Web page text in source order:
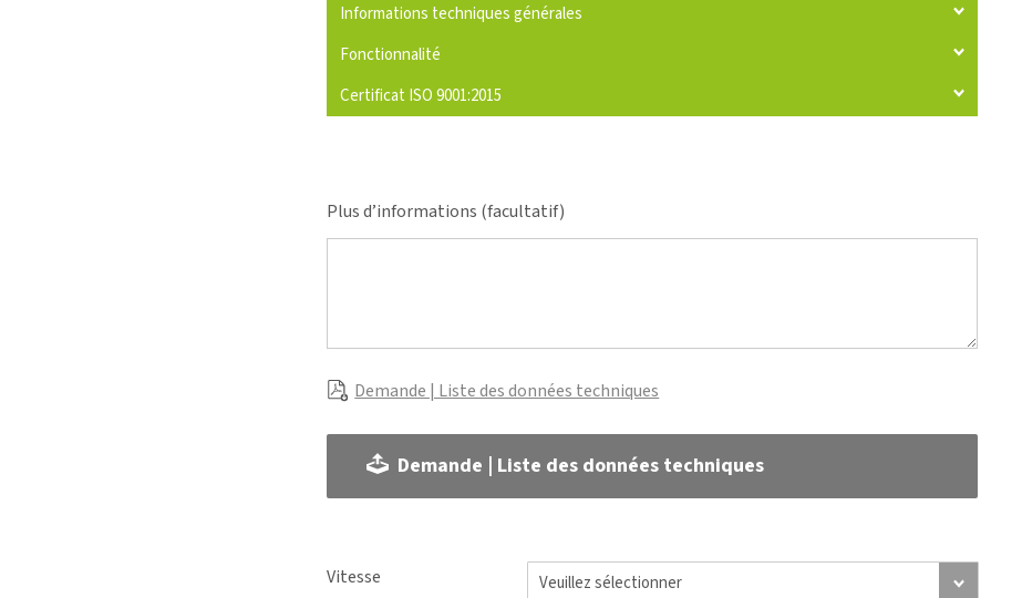
Informations techniques générales
Fonctionnalité
Certificat ISO 9001:2015
Plus d’informations (facultatif)
Demande | Liste des données techniques
Demande | Liste des données techniques
Vitesse